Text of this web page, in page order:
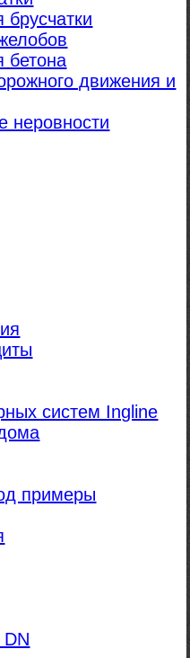
бетона
движения и
неровности
систем Ingline
примеры
DN